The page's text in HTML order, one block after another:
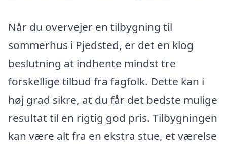
Når du overvejer en tilbygning til
sommerhus i Pjedsted, er det en klog
beslutning at indhente mindst tre
forskellige tilbud fra fagfolk. Dette kan i
høj grad sikre, at du får det bedste mulige
resultat til en rigtig god pris. Tilbygningen
kan være alt fra en ekstra stue, et værelse